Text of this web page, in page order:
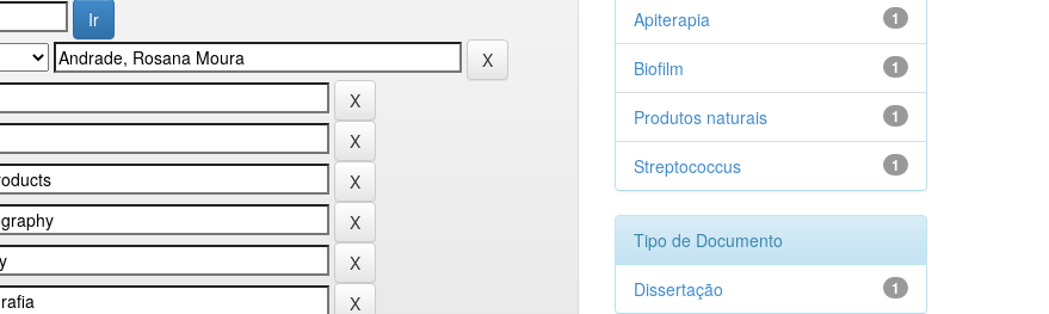
1
Apiterapia
1
Biofilm
1
Produtos naturais
1
Streptococcus
Tipo de Documento
1
Dissertação